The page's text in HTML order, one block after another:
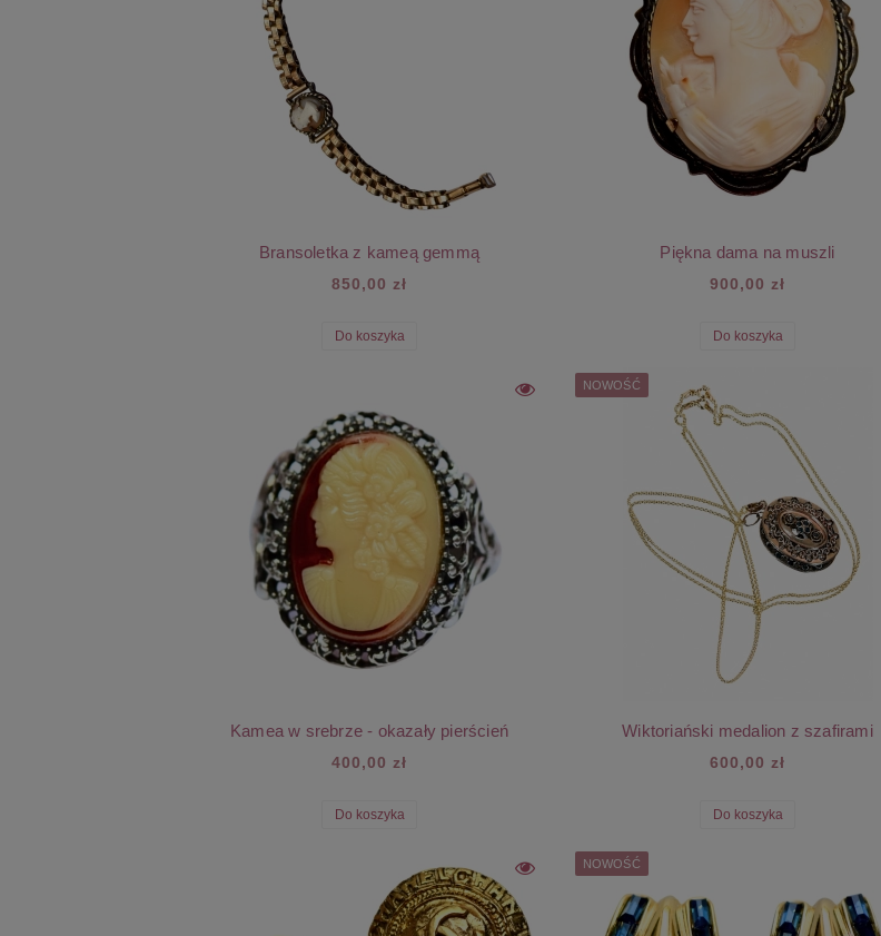
Bransoletka z kameą gemmą
850,00 zł
Do koszyka
Piękna dama na muszli
900,00 zł
Do koszyka
Kamea w srebrze - okazały pierścień
400,00 zł
Do koszyka
Wiktoriański medalion z szafirami
600,00 zł
Do koszyka
NOWOŚĆ
NOWOŚĆ